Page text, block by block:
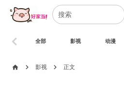
全部 影视 动漫
chevron_left
home chevron_right 影视 chevron_right 正文